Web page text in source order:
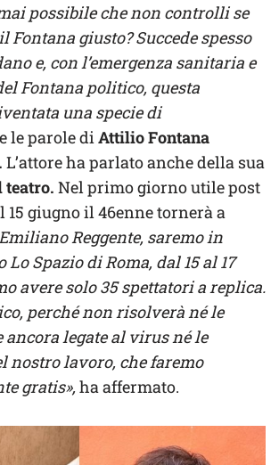
possibile che non controlli se
Fontana giusto? Succede spesso
e, con l’emergenza sanitaria e
Fontana politico, questa
una specie di
le parole diAttilio Fontana
L’attore ha parlato anche della sua
teatro. Nel primo giorno utile post
giugno il 46enne tornerà a
Reggente, saremo in
Lo Spazio di Roma, dal 15 al 17
avere solo 35 spettatori a replica.
perché non risolverà né le
legate al virus né le
nostro lavoro, che faremo
gratis»,ha affermato.